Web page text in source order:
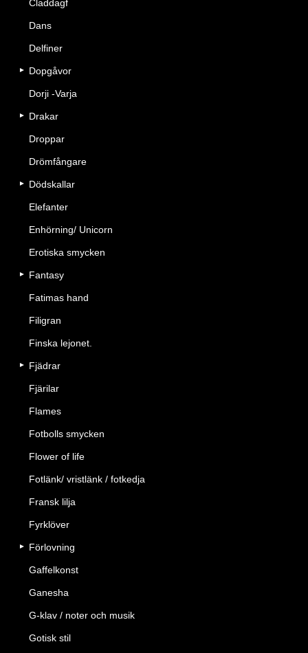
Claddagf
Dans
Delfiner
Dopgåvor
Dorji -Varja
Drakar
Droppar
Drömfångare
Dödskallar
Elefanter
Enhörning/ Unicorn
Erotiska smycken
Fantasy
Fatimas hand
Filigran
Finska lejonet.
Fjädrar
Fjärilar
Flames
Fotbolls smycken
Flower of life
Fotlänk/ vristlänk / fotkedja
Fransk lilja
Fyrklöver
Förlovning
Gaffelkonst
Ganesha
G-klav / noter och musik
Gotisk stil